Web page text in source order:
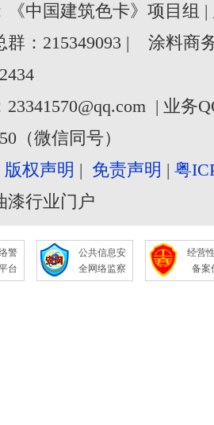
《中国建筑色卡》项目组
群：215349093 | 涂料商
23341570@qq.com | 业务
（微信同号）
版权声明 | 免责声明 |粤
漆行业门户
警
台
公共信息安
全网络监察
经营
备案